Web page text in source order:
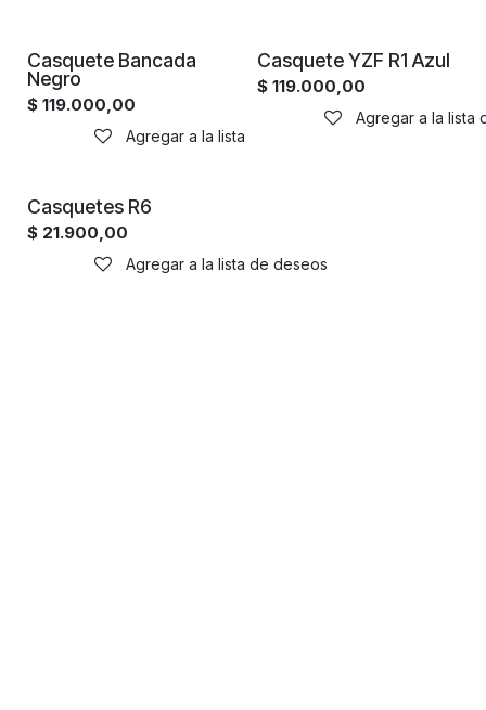
Casquete Bancada
Negro
$ 119.000,00
Agregar a la lista de deseos
Casquete YZF R1 Azul
$119.000,00
Agregar a la lista
Casquetes R6
$ 21.900,00
Agregar a la lista de deseos